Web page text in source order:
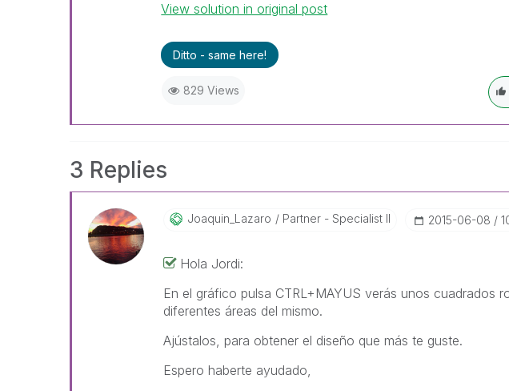
View solution in original post
Ditto - same here!
829 Views
3 Replies
Joaquin_Lazaro Partner - Specialist II ‎2015-06-08
Hola Jordi:
En el gráfico pulsa CTRL+MAYUS verás unos cuadrados
diferentes áreas del mismo.
Ajústalos, para obtener el diseño que más te guste.
Espero haberte ayudado,